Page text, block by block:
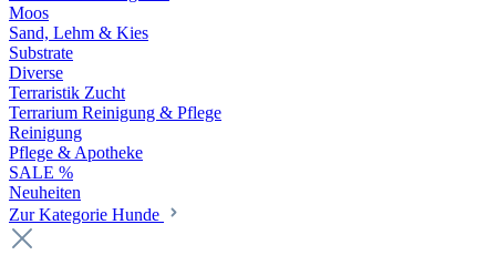
Moos
Sand, Lehm & Kies
Substrate
Diverse
Terraristik Zucht
Terrarium Reinigung & Pflege
Reinigung
Pflege & Apotheke
SALE %
Neuheiten
Zur Kategorie Hunde